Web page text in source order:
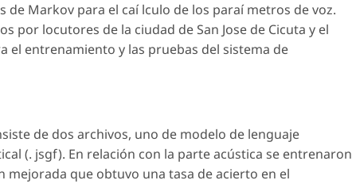
de Markov para el caí lculo de los paraí metros de voz.
por locutores de la ciudad de San Jose de Cicuta y el
el entrenamiento y las pruebas del sistema de
de dos archivos, uno de modelo de lenguaje
(. jsgf). En relación con la parte acústica se entrenaron
mejorada que obtuvo una tasa de acierto en el